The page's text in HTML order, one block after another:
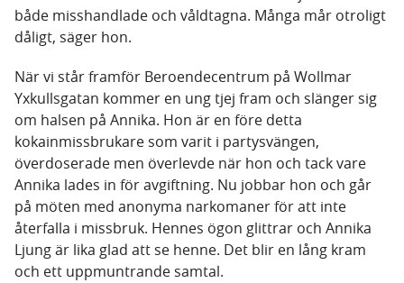
både misshandlade och våldtagna. Många mår otroligt
dåligt, säger hon.
När vi står framför Beroendecentrum på Wollmar
Yxkullsgatan kommer en ung tjej fram och slänger sig
om halsen på Annika. Hon är en före detta
kokainmissbrukare som varit i partysvängen,
överdoserade men överlevde när hon och tack vare
Annika lades in för avgiftning. Nu jobbar hon och går
på möten med anonyma narkomaner för att inte
återfalla i missbruk. Hennes ögon glittrar och Annika
Ljung är lika glad att se henne. Det blir en lång kram
och ett uppmuntrande samtal.